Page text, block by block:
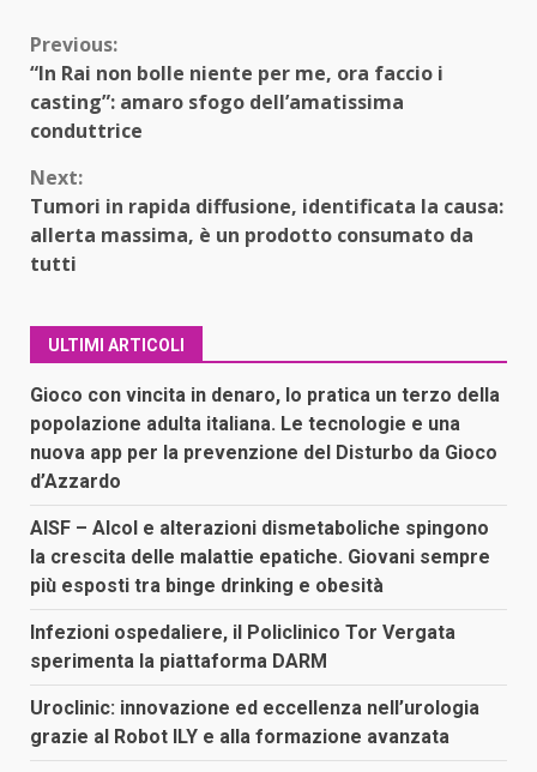
Continue
Reading
Previous:
“In Rai non bolle niente per me, ora faccio i
casting”: amaro sfogo dell’amatissima
conduttrice
Next:
Tumori in rapida diffusione, identificata la causa:
allerta massima, è un prodotto consumato da
tutti
ULTIMI ARTICOLI
Gioco con vincita in denaro, lo pratica un terzo della
popolazione adulta italiana. Le tecnologie e una
nuova app per la prevenzione del Disturbo da Gioco
d’Azzardo
AISF – Alcol e alterazioni dismetaboliche spingono
la crescita delle malattie epatiche. Giovani sempre
più esposti tra binge drinking e obesità
Infezioni ospedaliere, il Policlinico Tor Vergata
sperimenta la piattaforma DARM
Uroclinic: innovazione ed eccellenza nell’urologia
grazie al Robot ILY e alla formazione avanzata